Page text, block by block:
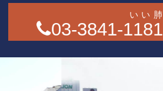
いい肺
03-3841-1181